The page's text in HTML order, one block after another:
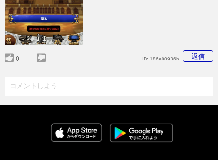
0 返信
ID: 186e00936b
コメントしよう...